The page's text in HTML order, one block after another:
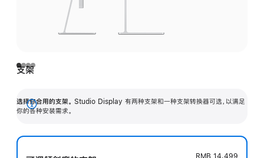
支架
选择你合用的支架。 Studio Display 有两种支架和一种支架转换器可选，以满足
你的各种安装需求。
展
RMB 14,499